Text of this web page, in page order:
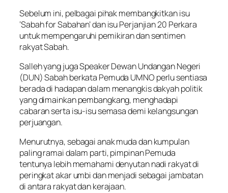
Sebelum ini, pelbagai pihak membangkitkan isu
‘Sabah for Sabahan’ dan isu Perjanjian 20 Perkara
untuk mempengaruhi pemikiran dan sentimen
rakyat Sabah.
Salleh yang juga Speaker Dewan Undangan Negeri
(DUN) Sabah berkata Pemuda UMNO perlu sentiasa
berada di hadapan dalam menangkis dakyah politik
yang dimainkan pembangkang, menghadapi
cabaran serta isu-isu semasa demi kelangsungan
perjuangan.
Menurutnya, sebagai anak muda dan kumpulan
paling ramai dalam parti, pimpinan Pemuda
tentunya lebih memahami denyutan nadi rakyat di
peringkat akar umbi dan menjadi sebagai jambatan
di antara rakyat dan kerajaan.